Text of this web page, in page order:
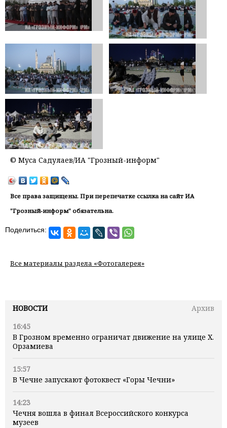
НОВОСТИ
Архив
16:45
В Грозном временно ограничат движение на улице Х.
Орзамиева
15:57
В Чечне запускают фотоквест «Горы Чечни»
14:23
Чечня вошла в финал Всероссийского конкурса
музеев
© Муса Садулаев/ИА "Грозный-информ"
Все права защищены. При перепечатке ссылка на сайт ИА
"Грозный-информ" обязательна.
Поделиться:
Все материалы раздела «Фотогалерея»